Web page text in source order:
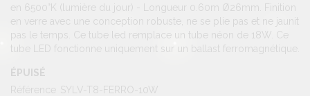
en 6500°K (lumière du jour) - Longueur 0.60m Ø26mm. Finition
en verre avec une conception robuste, ne se plie pas et ne jaunit
pas le temps. Ce tube led remplace un tube néon de 18W. Ce
tube LED fonctionne uniquement sur un ballast ferromagnétique.
ÉPUISÉ
Référence SYLV-T8-FERRO-10W